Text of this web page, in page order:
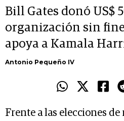
Bill Gates donó US$
organización sin
apoya a Kamala
Antonio Pequeño IV
Frente a las elecciones